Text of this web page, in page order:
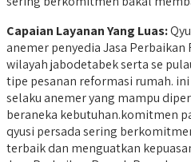
Capaian Layanan Yang Luas:
anemer penyedia Jasa
wilayah jabodetabek serta se
tipe pesanan reformasi rumah.
selaku anemer yang mampu
beraneka kebutuhan.komitmen
qyusi persada sering
terbaik dan menguatkan